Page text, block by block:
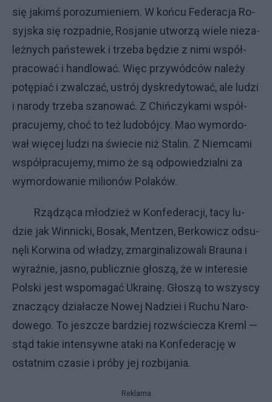
się ja­kimś po­ro­zu­mie­niem. W koń­cu Fe­de­ra­cja Ro­
syj­ska się roz­pad­nie, Ro­sja­nie utwo­rzą wie­le nie­za­
leż­ny­ch pań­ste­wek i trze­ba bę­dzie z ni­mi współ­
pra­co­wać i han­dlo­wać. Więc przy­wód­ców na­le­ży
po­tę­piać i zwal­czać, ustrój dys­kre­dy­to­wać, ale lu­dzi
i na­ro­dy trze­ba sza­no­wać. Z Chiń­czy­ka­mi współ­
pra­cu­je­my, choć to też lu­do­bój­cy. Mao wy­mor­do­
wał wię­cej lu­dzi na świe­cie niż Sta­lin. Z Niem­ca­mi
współ­pra­cu­je­my, mi­mo że są od­po­wie­dzial­ni za
wy­mor­do­wa­nie mi­lio­nów Po­la­ków.
Rzą­dzą­ca mło­dzież w Kon­fe­de­ra­cji, ta­cy lu­
dzie jak Win­nic­ki, Bo­sak, Ment­zen, Ber­ko­wi­cz od­su­
nę­li Kor­wi­na od wła­dzy, zmar­gi­na­li­zo­wa­li Brau­na i
wy­raź­nie, ja­sno, pu­blicz­nie gło­szą, że w in­te­re­sie
Pol­ski je­st wspo­ma­gać Ukra­inę. Gło­szą to wszy­scy
zna­czą­cy dzia­ła­cze No­wej Na­dziei i Ru­chu Na­ro­
do­we­go. To jesz­cze bar­dziej roz­wście­cza Kreml —
stąd ta­kie in­ten­syw­ne ata­ki na Kon­fe­de­ra­cję w
ostat­nim cza­sie i pró­by jej roz­bi­ja­nia.
Reklama